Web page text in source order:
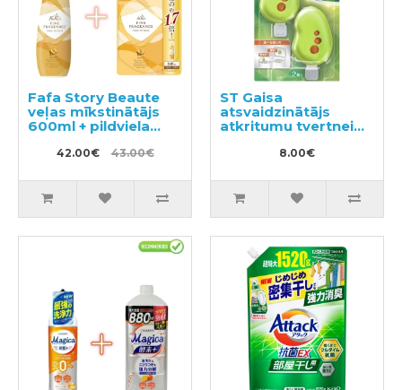
Fafa Story Beaute
veļas mīkstinātājs
600ml + pildviela
42.00€ 43.00€
ST Gaisa
atsvaidzinātājs
atkritumu tvertnei
8.00€